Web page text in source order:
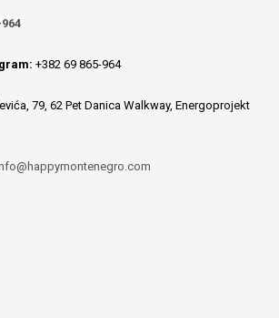
+382 69 865-964
79, 62 Pet Danica Walkway, Energoprojekt